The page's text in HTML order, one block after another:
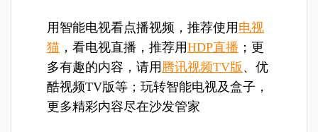
用智能电视看点播视频，推荐使用 电视
猫 ，看电视直播，推荐用HDP直播 ；更
多有趣的内容，请用 腾讯视频TV版 、优
酷视频TV版等；玩转智能电视及盒子，
更多精彩内容尽在沙发管家